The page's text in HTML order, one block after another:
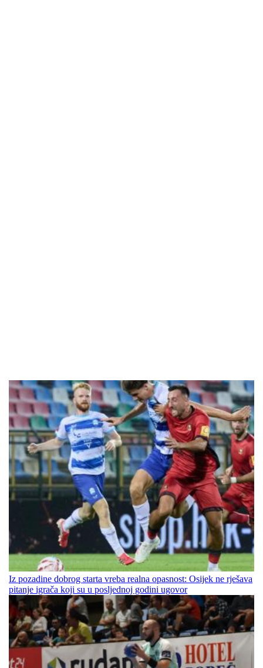
Iz pozadine dobrog starta vreba realna opasnost: Osijek ne rješava
pitanje igrača koji su u posljednoj godini ugovor